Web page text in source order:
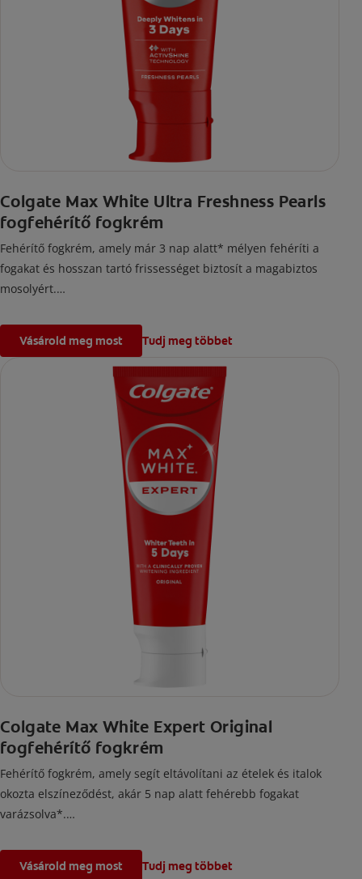
Colgate Max White Ultra Freshness Pearls
fogfehérítő fogkrém
Fehérítő fogkrém, amely már 3 nap alatt* mélyen fehéríti a
fogakat és hosszan tartó frissességet biztosít a magabiztos
mosolyért.
fluoridos fogkrémekkel összehasonlítva. Eltávolítja a felületi
elszíneződéseket.
Vásárold meg most Tudj meg többet
Colgate Max White Expert Original
fogfehérítő fogkrém
Fehérítő fogkrém, amely segít eltávolítani az ételek és italok
okozta elszíneződést, akár 5 nap alatt fehérebb fogakat
varázsolva*.
Vásárold meg most Tudj meg többet